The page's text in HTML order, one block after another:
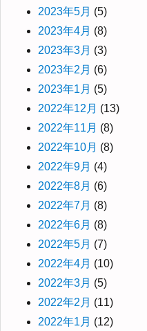
2023年5月 (5)
2023年4月 (8)
2023年3月 (3)
2023年2月 (6)
2023年1月 (5)
2022年12月 (13)
2022年11月 (8)
2022年10月 (8)
2022年9月 (4)
2022年8月 (6)
2022年7月 (8)
2022年6月 (8)
2022年5月 (7)
2022年4月 (10)
2022年3月 (5)
2022年2月 (11)
2022年1月 (12)